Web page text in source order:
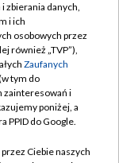
zbierania danych,
i ich
osobowych przez
również „TVP”),
Zaufanych
tym do
zainteresowań i
poniżej, a
PPID do Google.
Ciebie naszych